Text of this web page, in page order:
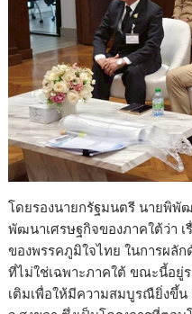
โดยรองนายกรัฐมนตรี นายพิพั
พัฒนาเศรษฐกิจของภาคใต้ว่า เ
ของพรรคภูมิใจไทย ในการผลั
ที่ไม่ใช่เฉพาะภาคใต้ ขณะนี้อยู่
เติมเพื่อให้มีความสมบูรณืยิ่งขึ้น